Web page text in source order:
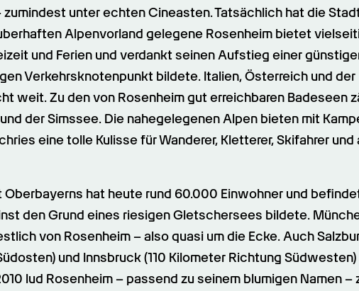
unter echten Cineasten. Tatsächlich hat die
Alpenvorland gelegene Rosenheim bietet
und Ferien und verdankt seinen Aufstieg einer
Verkehrsknotenpunkt bildete. Italien, Österreich und der
weit. Zu den von Rosenheim gut erreichbaren Badeseen
der Simssee. Die nahegelegenen Alpen bieten mit
eine tolle Kulisse für Wanderer, Kletterer, Skifahrer und
hat heute rund 60.000 Einwohner und
den Grund eines riesigen Gletschersees bildete.
von Rosenheim – also quasi um die Ecke. Auch
und Innsbruck (110 Kilometer Richtung Südwesten)
lud Rosenheim – passend zu seinem blumigen Namen –